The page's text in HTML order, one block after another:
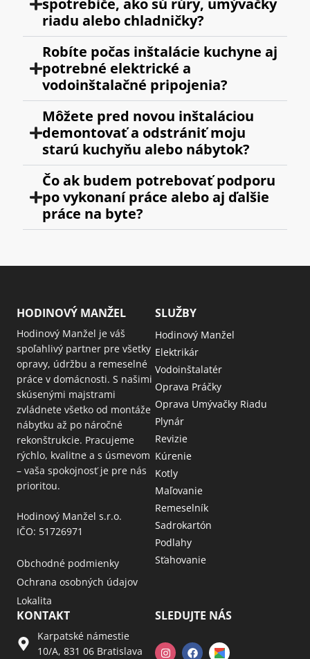
spotrebiče, ako sú rúry, umývačky
riadu alebo chladničky?
Robíte počas inštalácie kuchyne aj
potrebné elektrické a
vodoinštalačné pripojenia?
Môžete pred novou inštaláciou
demontovať a odstrániť moju
starú kuchyňu alebo nábytok?
Čo ak budem potrebovať podporu
po vykonaní práce alebo aj ďalšie
práce na byte?
HODINOVÝ MANŽEL
Hodinový Manžel je váš
spoľahlivý partner pre všetky
opravy, údržbu a remeselné
práce v domácnosti. S našimi
skúsenými majstrami
zvládnete všetko od montáže
nábytku až po náročné
rekonštrukcie. Pracujeme
rýchlo, kvalitne a s úsmevom
– vaša spokojnosť je pre nás
prioritou.
Hodinový Manžel s.r.o.
IČO: 51726971
Obchodné podmienky
Ochrana osobných údajov
Lokalita
SLUŽBY
Hodinový Manžel
Elektrikár
Vodoinštalatér
Oprava Práčky
Oprava Umývačky Riadu
Plynár
Revizie
Kúrenie
Kotly
Maľovanie
Remeselník
Sadrokartón
Podlahy
Sťahovanie
KONTAKT
Karpatské námestie
10/A, 831 06 Bratislava
SLEDUJTE NÁS